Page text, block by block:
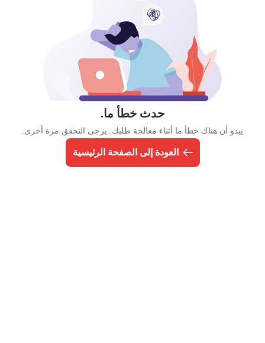
حدث خطأ ما.
يبدو أن هناك خطأ ما أثناء معالجة طلبك. يرجى التحقق مرة أخرى.
العودة إلى الصفحة الرئيسية